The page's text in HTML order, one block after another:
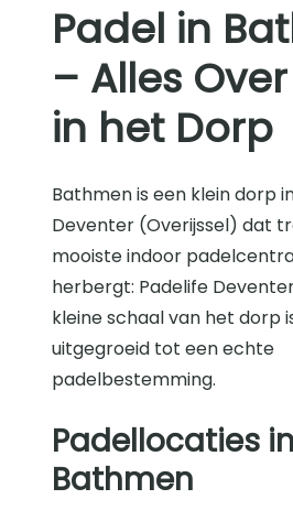
Padel in
– Alles
in het Dorp
Bathmen is een klein dorp
Deventer (Overijssel) dat
mooiste indoor
herbergt: Padelife
kleine schaal van het dorp
uitgegroeid tot een echte
padelbestemming.
Padellocaties in
Bathmen